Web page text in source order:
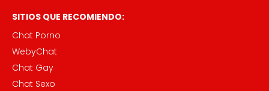
SITIOS QUE RECOMIENDO:
Chat Porno
WebyChat
Chat Gay
Chat Sexo